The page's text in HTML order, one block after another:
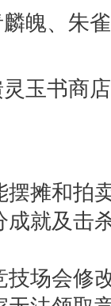
魄、朱
玉书商
摆摊和拍
成就及击
技场会修